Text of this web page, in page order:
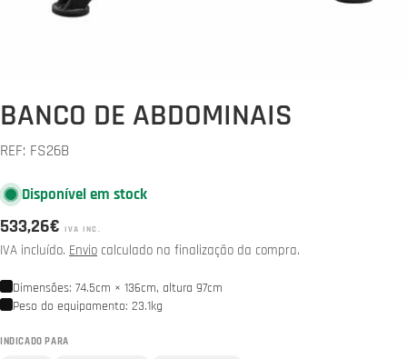
BANCO DE ABDOMINAIS
REF: FS26B
Disponível em stock
Preço
normal
533,26€ IVA INC.
IVA incluído. Envio calculado na finalização da compra.
Dimensões: 74.5cm × 136cm, altura 97cm
Peso do equipamento: 23.1kg
INDICADO PARA